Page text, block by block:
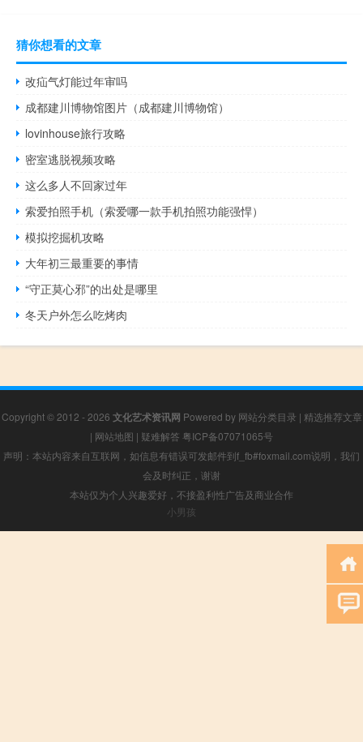
猜你想看的文章
改疝气灯能过年审吗
成都建川博物馆图片（成都建川博物馆）
lovinhouse旅行攻略
密室逃脱视频攻略
这么多人不回家过年
索爱拍照手机（索爱哪一款手机拍照功能强悍）
模拟挖掘机攻略
大年初三最重要的事情
“守正莫心邪”的出处是哪里
冬天户外怎么吃烤肉
Copyright © 2012 - 2026 文化艺术资讯网 Powered by 网站分类目录 | 精选推荐文章
| 网站地图 | 疑难解答 粤ICP备07071065号
声明：本站内容来自互联网，如信息有错误可发邮件到f_fb#foxmail.com说明，我们
会及时纠正，谢谢
本站仅为个人兴趣爱好，不接盈利性广告及商业合作
小男孩